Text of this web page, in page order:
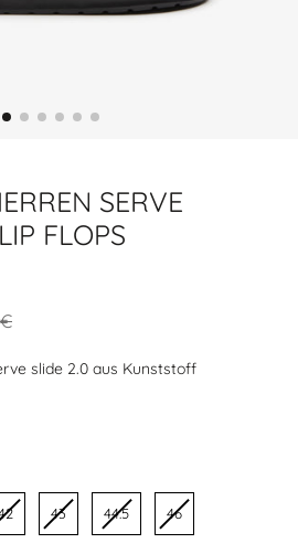
SERVE
FLOPS
slide 2.0 aus Kunststoff
43 44.5 46